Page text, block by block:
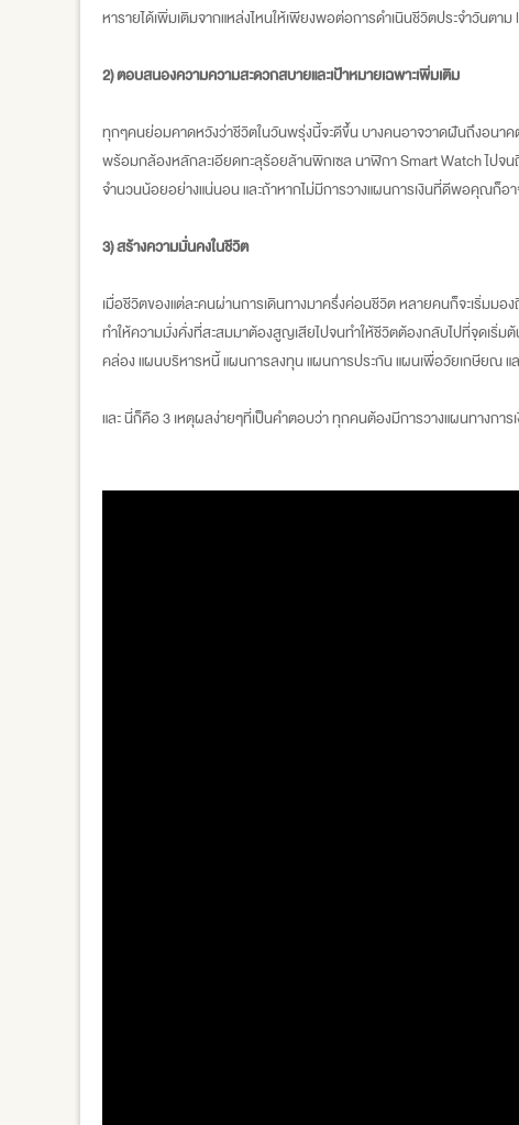
หารายได้เพิ่มเติมจากแหล่งไหนให้เพียงพอต่อการดำเนินชีวิตประจำวันตา
2) ตอบสนองความความสะดวกสบายและเป้าหมายเฉพาะเพิ่มเติม
ทุกๆคนย่อมคาดหวังว่าชีวิตในวันพรุ่งนี้จะดีขึ้น บางคนอาจวาดฝันถึงอนา
พร้อมกล้องหลักละเอียดทะลุร้อยล้านพิกเซล นาฬิกา Smart Watch ไปจ
จำนวนน้อยอย่างแน่นอน และถ้าหากไม่มีการวางแผนการเงินที่ดีพอคุณก็
3) สร้างความมั่นคงในชีวิต
เมื่อชีวิตของแต่ละคนผ่านการเดินทางมาครึ่งค่อนชีวิต หลายคนก็จะเริ่มม
ทำให้ความมั่งคั่งที่สะสมมาต้องสูญเสียไปจนทำให้ชีวิตต้องกลับไปที่จุดเริ่ม
คล่อง แผนบริหารหนี้ แผนการลงทุน แผนการประกัน แผนเพื่อวัยเกษียณ แ
และ นี่ก็คือ 3 เหตุผลง่ายๆที่เป็นคำตอบว่า ทุกคนต้องมีการวางแผนทางกา